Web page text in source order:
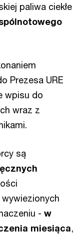
paliwa ciekłe
Prezesa URE
wpisu do
wraz z
są
- w
miesiąca,